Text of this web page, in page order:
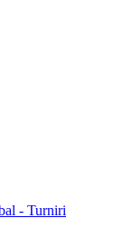
- Turniri